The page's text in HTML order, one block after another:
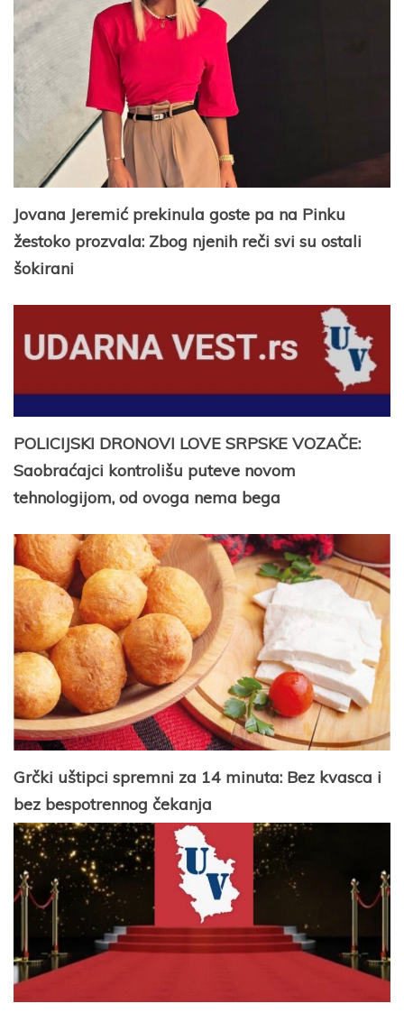
Jovana Jeremić prekinula goste pa na Pinku
žestoko prozvala: Zbog njenih reči svi su ostali
šokirani
POLICIJSKI DRONOVI LOVE SRPSKE VOZAČE:
Saobraćajci kontrolišu puteve novom
tehnologijom, od ovoga nema bega
Grčki uštipci spremni za 14 minuta: Bez kvasca i
bez bespotrennog čekanja